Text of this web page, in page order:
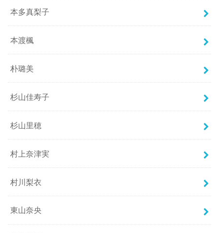
本多真梨子
本渡楓
朴璐美
杉山佳寿子
杉山里穂
村上奈津実
村川梨衣
東山奈央